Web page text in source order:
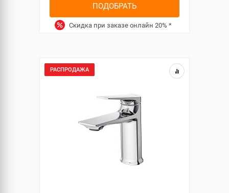
ПОДОБРАТЬ
Скидка при заказе онлайн 20% *
РАСПРОДАЖА